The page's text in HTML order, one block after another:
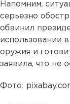
Напомним,
серьезно
обвинил
использовании
оружия и
заявила, что не
Фото: